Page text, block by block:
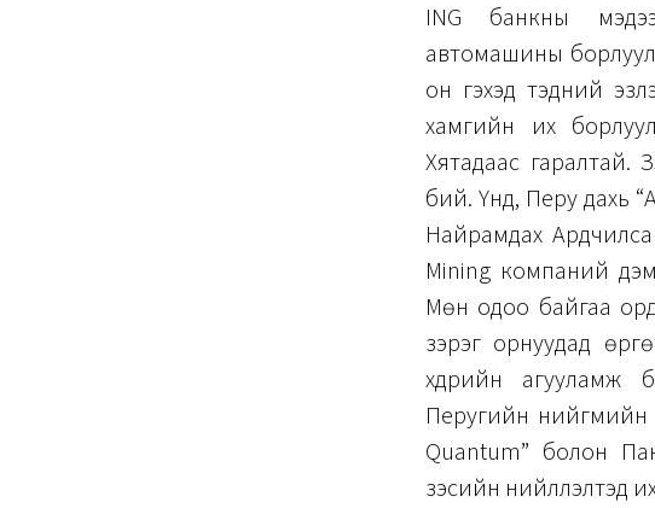
ING банкны
автомашины
он гэхэд тэдний
хамгийн их
Хятадаас гаралтай.
бий. Үүнд, Перу дахь
Найрамдах
Mining компаний
Мөн одоо байгаа
зэрэг орнуудад
хүдрийн агууламж
Перугийн нийгмийн
Quantum” болон
зэсийн нийлүүлэлтэд